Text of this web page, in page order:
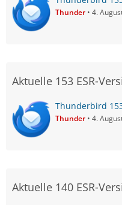
Thunder 4.
Aktuelle 153 ESR-
Thunderbird
Thunder 4.
Aktuelle 140 ESR-